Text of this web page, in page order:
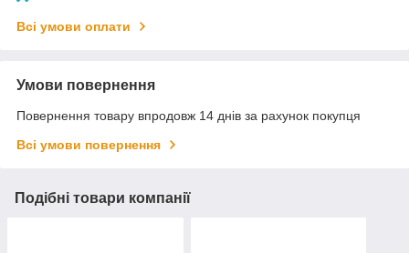
Всі умови оплати
Умови повернення
Повернення товару впродовж 14 днів за рахунок покупця
Всі умови повернення
Подібні товари компанії